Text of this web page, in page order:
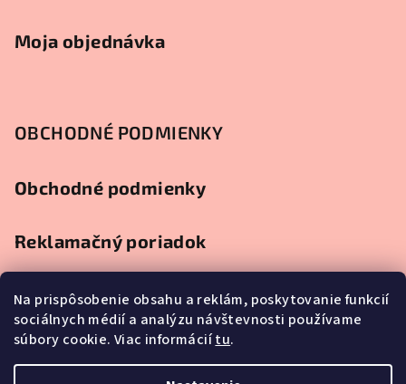
Na prispôsobenie obsahu a reklám, poskytovanie funkcií
sociálnych médií a analýzu návštevnosti používame
súbory cookie. Viac informáciítu.
Moja objednávka
OBCHODNÉ PODMIENKY
Obchodné podmienky
Reklamačný poriadok
Ochrana osobných údajov
Splátkový predaj